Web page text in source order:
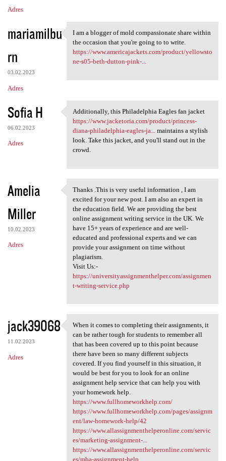
Adres
mariamilbu
rn
03.02.2023
Adres
I am a blogger of mold
I am a blogger of mold compassionate share within
the occasion that you're going to to write.
https://www.americajackets.com/product/yellowsto
ne-s05-beth-dutton-pink-...
Sofia H
06.02.2023
Adres
Additionally, this
Additionally, this Philadelphia Eagles fan jacket
https://www.jacketoria.com/product/princess-
diana-philadelphia-eagles-ja...maintains a stylish
look. Take this jacket, and you'll stand out in the
crowd.
Amelia
Miller
10.02.2023
Adres
Thanks .This is very useful
Thanks .This is very useful information , I am
excited for your new post. I am also an expert in
the education field. We are providing the best
online assignment writing service in the UK. We
have 15+ years of experience and are well-
educated and professional experts and we can
provide your assignment on time without
plagiarism.
Visit Us:-
https://universityassignmenthelper.com/assignmen
t-writing-service.php
jack39068
11.02.2023
Adres
When it comes to completing
When it comes to completing their assignments, it
can be rather tough for students to remember all
that has been covered up to this point because
there have been so many different subjects
covered. If you find yourself in this situation, it
would be best for you to look for an online
assignment help service that can help you with
your homework help.
https://www.fullhomeworkhelp.com/
https://www.fullhomeworkhelp.com/pages/assignm
ent/law-homework-help/42
https://www.allassignmenthelperonline.com/servic
es/marketing-assignment-...
https://www.allassignmenthelperonline.com/servic
es/mba-assignment-help